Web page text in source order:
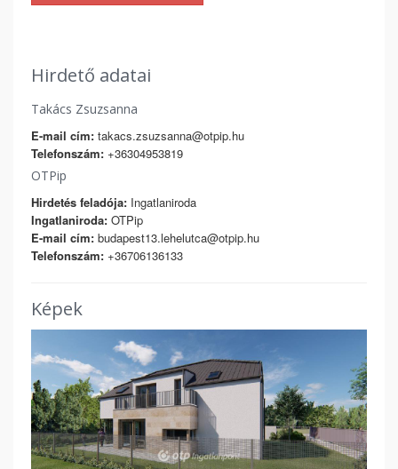
Hirdető adatai
Takács Zsuzsanna
E-mail cím: takacs.zsuzsanna@otpip.hu
Telefonszám: +36304953819
OTPip
Hirdetés feladója: Ingatlaniroda
Ingatlaniroda: OTPip
E-mail cím: budapest13.lehelutca@otpip.hu
Telefonszám: +36706136133
Képek